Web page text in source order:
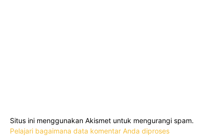
Situs ini menggunakan Akismet untuk mengurangi spam.
Pelajari bagaimana data komentar Anda diproses